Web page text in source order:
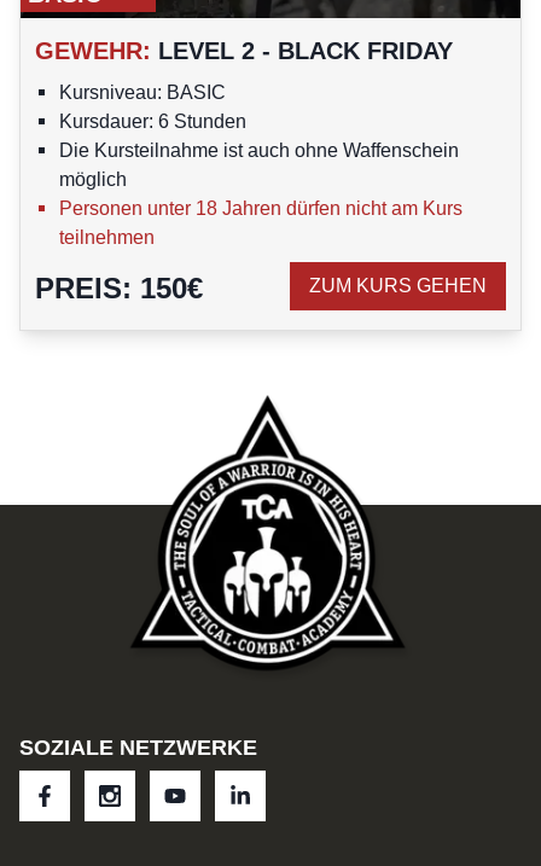
GEWEHR: LEVEL 2 - BLACK FRIDAY
Kursniveau: BASIC
Kursdauer: 6 Stunden
Die Kursteilnahme ist auch ohne Waffenschein
möglich
Personen unter 18 Jahren dürfen nicht am Kurs
teilnehmen
PREIS: 150€ ZUM KURS GEHEN
SOZIALE NETZWERKE